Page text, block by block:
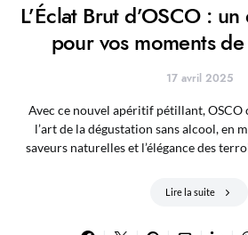
L’Éclat Brut d’OSCO :
pour vos moments
17 avril 2025
Avec ce nouvel apéritif pétillant,
l’art de la dégustation sans alcool, en
saveurs naturelles et l’élégance des
Lire la suite